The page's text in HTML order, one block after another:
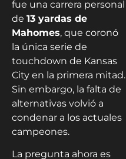
fue una carrera personal
de 13 yardas de
Mahomes, que coronó
la única serie de
touchdown de Kansas
City en la primera mitad.
Sin embargo, la falta de
alternativas volvió a
condenar a los actuales
campeones.
La pregunta ahora es